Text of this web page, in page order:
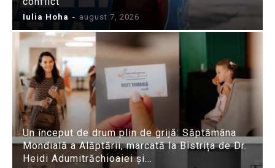
Iulia Hoha - august 7, 2026
Un început de drum plin de grijă: Săptămâna
Mondială a Alăptării, marcată la Bistrița de Dr.
Heidi Adumitrăchioaiei și...